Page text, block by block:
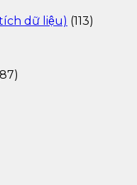
dữ liệu) (113)